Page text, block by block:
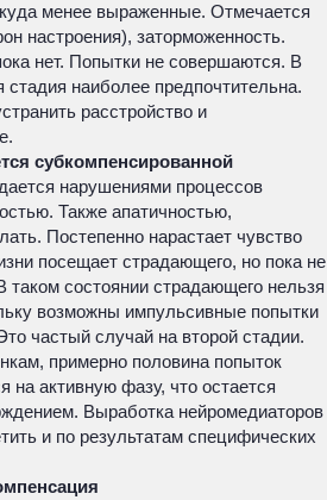
менее выраженные. Отмечается
настроения), заторможенность.
нет. Попытки не совершаются. В
стадия наиболее предпочтительна.
расстройство и
субкомпенсированной
нарушениями процессов
Также апатичностью,
Постепенно нарастает чувство
посещает страдающего, но пока не
таком состоянии страдающего нельзя
возможны импульсивные попытки
частый случай на второй стадии.
примерно половина попыток
на активную фазу, что остается
Выработка нейромедиаторов
и по результатам специфических